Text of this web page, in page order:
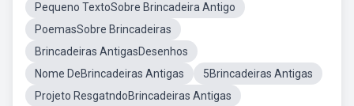
Pequeno TextoSobre Brincadeira Antigo
PoemasSobre Brincadeiras
Brincadeiras AntigasDesenhos
Nome DeBrincadeiras Antigas
5Brincadeiras Antigas
Projeto ResgatndoBrincadeiras Antigas